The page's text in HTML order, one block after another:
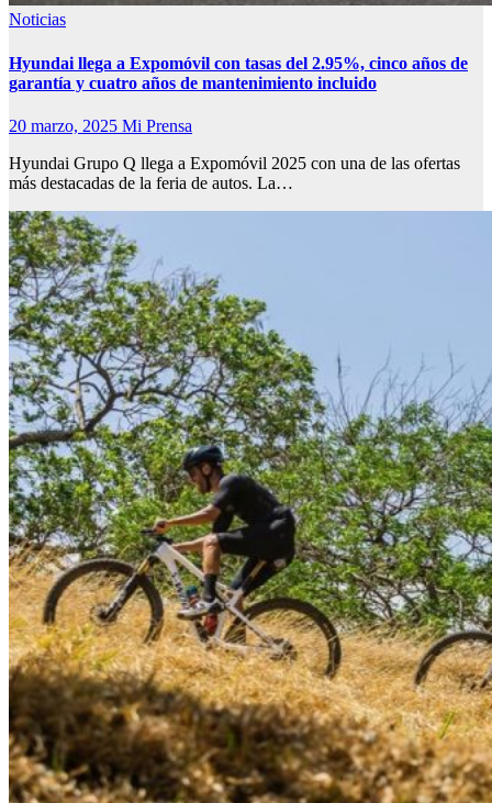
Noticias
Hyundai llega a Expomóvil con tasas del 2.95%, cinco años de
garantía y cuatro años de mantenimiento incluido
20 marzo, 2025 Mi Prensa
Hyundai Grupo Q llega a Expomóvil 2025 con una de las ofertas
más destacadas de la feria de autos. La…